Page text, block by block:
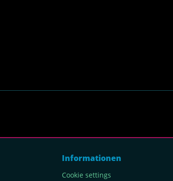
Informationen
Cookie settings